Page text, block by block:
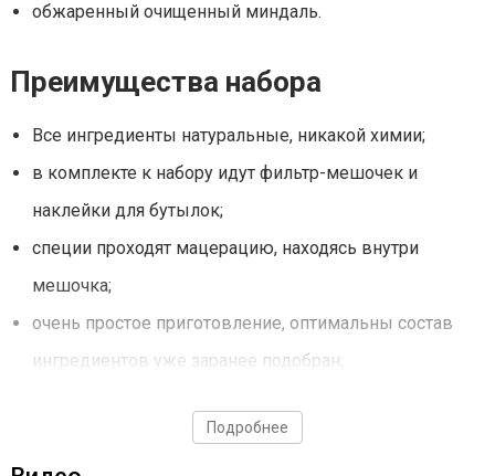
обжаренный очищенный миндаль.
Преимущества набора
Все ингредиенты натуральные, никакой химии;
в комплекте к набору идут фильтр-мешочек и
наклейки для бутылок;
специи проходят мацерацию, находясь внутри
мешочка;
очень простое приготовление, оптимальны состав
ингредиентов уже заранее подобран;
контактирующих с окружающей средой. Пригоден
Подробнее